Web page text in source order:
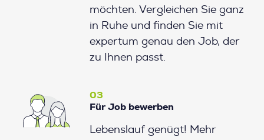
möchten. Vergleichen Sie ganz
in Ruhe und finden Sie mit
expertum genau den Job, der
zu Ihnen passt.
03
Für Job bewerben
Lebenslauf genügt! Mehr